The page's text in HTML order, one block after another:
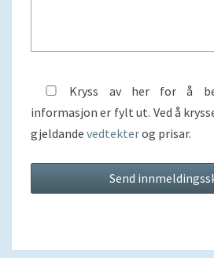
Kryss av her for å
informasjon er fylt ut. Ved å
gjeldande vedtekterog prisar.